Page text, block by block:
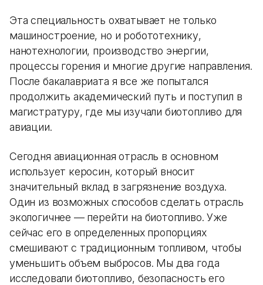
Эта специальность охватывает не только
машиностроение, но и робототехнику,
нанотехнологии, производство энергии,
процессы горения и многие другие направления.
После бакалавриата я все же попытался
продолжить академический путь и поступил в
магистратуру, где мы изучали биотопливо для
авиации.
Сегодня авиационная отрасль в основном
использует керосин, который вносит
значительный вклад в загрязнение воздуха.
Один из возможных способов сделать отрасль
экологичнее — перейти на биотопливо. Уже
сейчас его в определенных пропорциях
смешивают с традиционным топливом, чтобы
уменьшить объем выбросов. Мы два года
исследовали биотопливо, безопасность его